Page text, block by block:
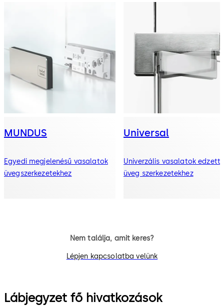
MUNDUS
Egyedi megjelenésű vasalatok
üvegszerkezetekhez
Universal
Univerzális vasalatok edzett
üveg szerkezetekhez
Nem találja, amit keres?
Lépjen kapcsolatba velünk
Lábjegyzet fő hivatkozások